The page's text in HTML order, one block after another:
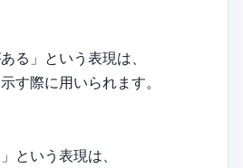
る」という表現は、
す際に用いられます。
という表現は、